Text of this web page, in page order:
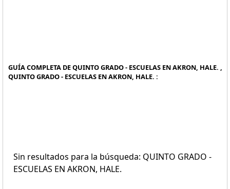
GUÍA COMPLETA DE QUINTO GRADO - ESCUELAS EN AKRON, HALE. ,
QUINTO GRADO - ESCUELAS EN AKRON, HALE. :
Sin resultados para la búsqueda: QUINTO GRADO -
ESCUELAS EN AKRON, HALE.